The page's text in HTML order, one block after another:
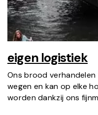
eigen logistiek
Ons brood verhandelen
wegen en kan op elke
worden dankzij ons